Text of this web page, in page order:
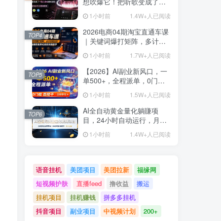
场沉浸式视听现场，支持多
平台歌单播放 Mineradio
1小时前 1.4W+人已阅读
2026电商04期淘宝直通车课
｜关键词爆打矩阵，多计划
低出价，新品爆款差异化投
放实操教学
1小时前 1.7W+人已阅读
TOP4
【2026】AI副业新风口，一
单500+，全程派单，0门槛
直接干
1小时前 1.5W+人已阅读
TOP5
AI全自动黄金量化躺賺项
目，24小时自动运行，月入
2W！1小时前 1.4W+人已阅读
TOP6
语音挂机 美团项目 美团拉新
福缘网
短视频护肤
直播feed 撸收益
搬运
挂机项目
挂机赚钱
拼多多挂机
抖音项目
副业项目 中视频计划 200+